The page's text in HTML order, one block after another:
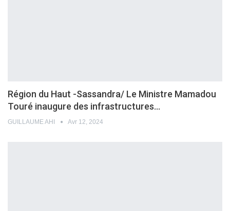
Région du Haut -Sassandra/ Le Ministre Mamadou
Touré inaugure des infrastructures…
GUILLAUME AHI Avr 12, 2024